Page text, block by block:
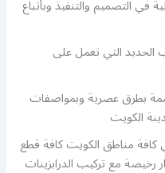
في التصميم والتنفيذ وبأتباع
الحديد التي تعمل على
بطرق عصرية وبمواصفات
الكويت
مناطق الكويت كافة قطع
رخيصة مع تركيب الدرابزينات